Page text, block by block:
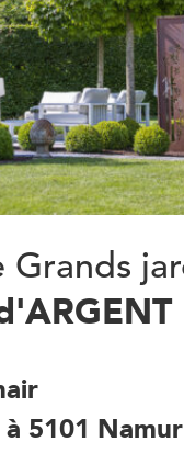
Grands
5101 Namur